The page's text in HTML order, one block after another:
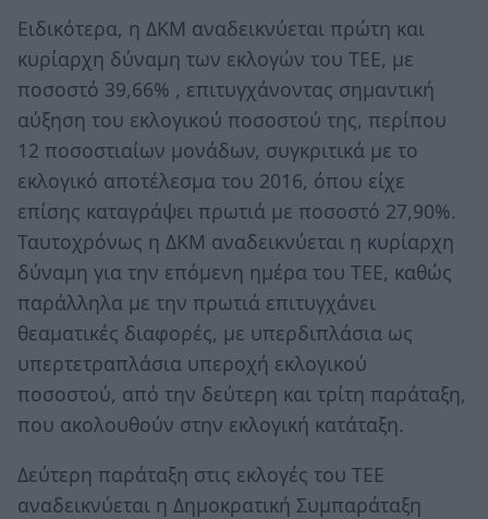
Ειδικότερα, η ΔΚΜ αναδεικνύεται πρώτη και
κυρίαρχη δύναμη των εκλογών του ΤΕΕ, με
ποσοστό 39,66% , επιτυγχάνοντας σημαντική
αύξηση του εκλογικού ποσοστού της, περίπου
12 ποσοστιαίων μονάδων, συγκριτικά με το
εκλογικό αποτέλεσμα του 2016, όπου είχε
επίσης καταγράψει πρωτιά με ποσοστό 27,90%.
Ταυτοχρόνως η ΔΚΜ αναδεικνύεται η κυρίαρχη
δύναμη για την επόμενη ημέρα του ΤΕΕ, καθώς
παράλληλα με την πρωτιά επιτυγχάνει
θεαματικές διαφορές, με υπερδιπλάσια ως
υπερτετραπλάσια υπεροχή εκλογικού
ποσοστού, από την δεύτερη και τρίτη παράταξη,
που ακολουθούν στην εκλογική κατάταξη.
Δεύτερη παράταξη στις εκλογές του ΤΕΕ
αναδεικνύεται η Δημοκρατική Συμπαράταξη